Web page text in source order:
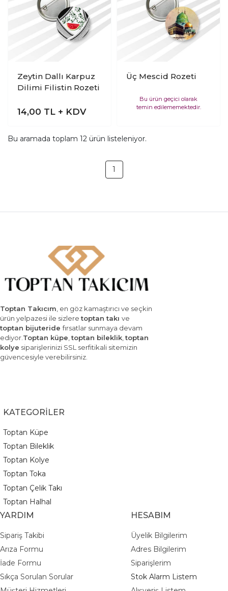
Zeytin Dallı Karpuz
Dilimi Filistin Rozeti
14,00 TL + KDV
Üç Mescid Rozeti
Bu ürün geçici olarak
temin edilememektedir.
Bu aramada toplam 12 ürün listeleniyor.
1
Toptan Takıcım , en göz kamaştırıcı ve seçkin
ürün yelpazesi ile sizleretoptan takı ve
toptan bijuteridefırsatlar sunmaya devam
ediyor. Toptan küpe ,toptan bileklik ,toptan
kolye siparişlerinizi SSL serfitikali sitemizin
güvencesiyle verebilirsiniz.
KATEGORİLER
Toptan Küpe
Toptan Bileklik
Toptan Kolye
Toptan Toka
Toptan Çelik Takı
Toptan Halhal
YARDIM
Sipariş Takibi
Arıza Formu
İade Formu
Sıkça Sorulan Sorular
HESABIM
Üyelik Bilgilerim
Adres Bilgilerim
Siparişlerim
Stok Alarm Listem